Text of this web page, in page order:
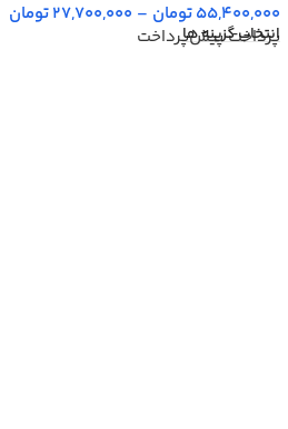
55,400,000تومان –
27,700,000تومان
انتخاب گزینه ها
پرداخت پیش‌پرداخت